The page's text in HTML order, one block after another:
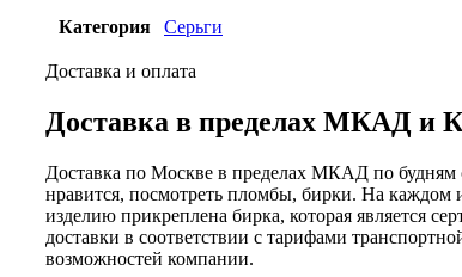
Категория Серьги
Доставка и оплата
Доставка в пределах МКАД и
Доставка по Москве в пределах МКАД по будням
нравится, посмотреть пломбы, бирки. На каждом
изделию прикреплена бирка, которая является
доставки в соответствии с тарифами
возможностей компании.